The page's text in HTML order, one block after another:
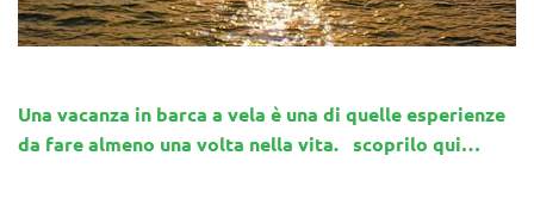
Una vacanza in barca a vela è una di quelle esperienze
da fare almeno una volta nella vita. scoprilo qui…